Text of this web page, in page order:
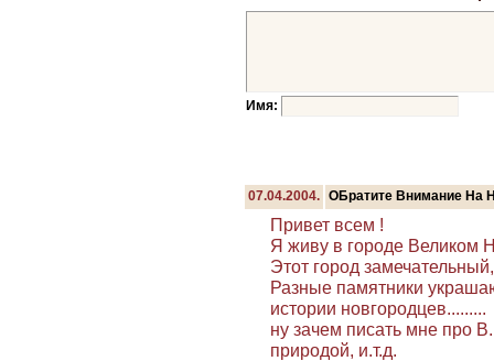
Имя:
07.04.2004. ОБратите Внимание
Привет всем !
Я живу в городе Великом
Этот город
Разные памятники
истории новгородцев.........
ну зачем писать мне про
природой, и.т.д.